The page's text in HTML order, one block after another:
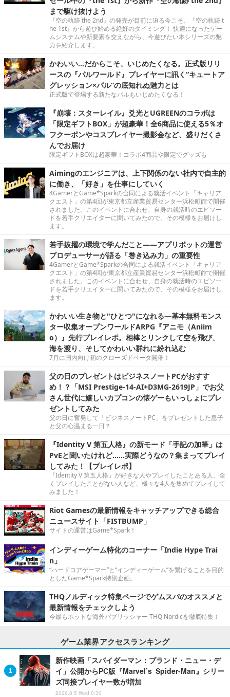
まで駆け抜けよう
『空の軌跡 the 2nd』の発売が目前に迫る今こそ、『空の軌跡 t
he 1st』から遊び始める絶好のタイミング！ 快適になったゲー
ムシステムや新要素を交えながら、今遊びたい本シリーズの魅
力を紹介します。
かわいい…だからこそ、いじめたくなる。正式版リリ
ースの『パルワールド』プレイヤーに訊く“キュートア
グレッション×パル”の底知れぬ魅力とは
正式版で登場する新たなパルもいじめたくなる！
『崩壊：スターレイル』爻光とUGREENのコラボは
「限定ギフトBOX」が超豪華！全6商品に使える5％オ
フクーポンやコスプレイヤー撮影会など、盛りだくさ
んでお届け
限定ギフトBOXは超豪華！コラボ4商品や限定でグッズも
Aimingのエンジニアは、上下関係のない社内で自主的
に働き、「好き」を仕事にしていく
4GamerとGame*Sparkの合同による就活イベント「キャリア
クエスト」の第4回が東京都立産業貿易センター浜松町館で開催
されました。このイベントに合わせ、自身の就活時のエピソー
ドを若手クリエイターに聞いてみたので、その模様をお届けし
ます。
若手抜擢の環境で学んだこと――アプリボットの運営
プロデューサーが語る「巻き込み力」の重要性
4GamerとGame*Sparkの合同による就活イベント「キャリア
クエスト」の第4回が東京都立産業貿易センター浜松町館で開催
されました。このイベントに合わせ、自身の就活時のエピソー
ドを若手クリエイターに聞いてみたので、その模様をお届けし
ます。
かわいい生き物と"ひとつ"になれる―基本無料モンス
ター収集オープンワールドARPG『アニモ（Aniim
o）』先行プレイレポ。相棒とリンクして空を飛び、
海を渡り、そしてかわいい群れに紛れ込む
7月に国内向け初のクローズドベータ開催！
父の日のプレゼントはビジネスノートPCがおすす
め！？「MSI Prestige-14-AI+D3MG-2619JP」でお父
さん世代に嬉しいカプコンの懐ゲーもいっしょにプレ
ゼントしてみた
父の日に奮発して「ビジネスノートPC」をプレゼントした息子
と父の心温まる一日？
『Identity V 第五人格』の新モード「手記の加筆」は
PvEと聞いたけれど……実際どうなの？集まってプレイ
してみた！【プレイレポ】
『Identity V 第五人格』が好きな人やプレイしたことある人、全
くプレイしたことがない人など、様々な4人を集めてプレイして
みました！
Riot Gamesの最新情報をキャッチアップできる総合
ニュースサイト「FISTBUMP」
サイトの運営はGame*Spark！
インディーゲーム特化のコーナー「Indie Hype Trai
n」
“ハードコアゲーマー”と“インディーゲーム”を繋げることを目的
としたGame*Spark特別企画。
THQノルディック特集ページでゲムスパのオススメと
最新情報をチェックしよう
今最もホットな海外パブリッシャー THQ Nordicを徹底特集！
ゲーム業界アクセスランキング
新作映画「スパイダーマン：ブランド・ニュー・デ
イ」公開からPC版『Marvel’s Spider-Man』シリー
ズ同接プレイヤー数が増加
2026.8.5 Wed 0:30